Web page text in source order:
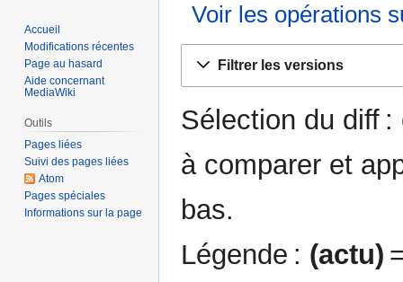
Voir les opérations
navigation
recherche
Filtrer les versions
Sélection du diff
à comparer et
bas.
Légende : (actu)
Accueil
Modifications récentes
Page au hasard
Aide concernant
MediaWiki
Outils
Pages liées
Suivi des pages liées
Atom
Pages spéciales
Informations sur la page